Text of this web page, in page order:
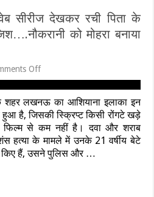
सीरीज देखकर रची पिता के
को मोहरा बनाया
Offon
लखनऊ
मर्डर
मिस्ट्री:
सीरीज
देखकर
रची
पिता
शहर लखनऊ का आशियाना इलाका इन
हुआ है, जिसकी स्क्रिप्ट किसी रोंगटे खड़े
फिल्म से कम नहीं है। दवा और शराब
हत्या के मामले में उनके 21 वर्षीय बेटे
किए हैं, उसने पुलिस और …